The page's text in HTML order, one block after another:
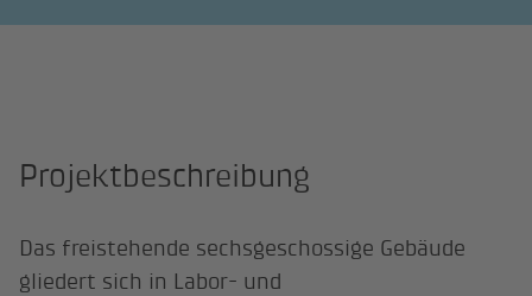
Projektbeschreibung
Das freistehende sechsgeschossige Gebäude
gliedert sich in Labor- und